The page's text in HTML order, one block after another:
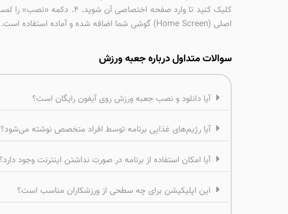
اصلی (Home Screen) گوشی شما اضافه شده و آماده استفاده است.
سوالات متداول درباره جعبه ورزش
آیا دانلود و نصب جعبه ورزش روی آیفون رایگان است؟
آیا رژیم‌های غذایی برنامه توسط افراد متخصص نوشته می‌شود؟
آیا امکان استفاده از برنامه در صورت نداشتن اینترنت وجود دارد؟
این اپلیکیشن برای چه سطحی از ورزشکاران مناسب است؟